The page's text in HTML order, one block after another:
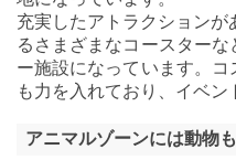
充実したアトラクション
るさまざまなコースター
ー施設になっています。
も力を入れており、イベン
アニマルゾーンには動物